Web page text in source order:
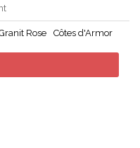
Rose
Côtes d'Armor